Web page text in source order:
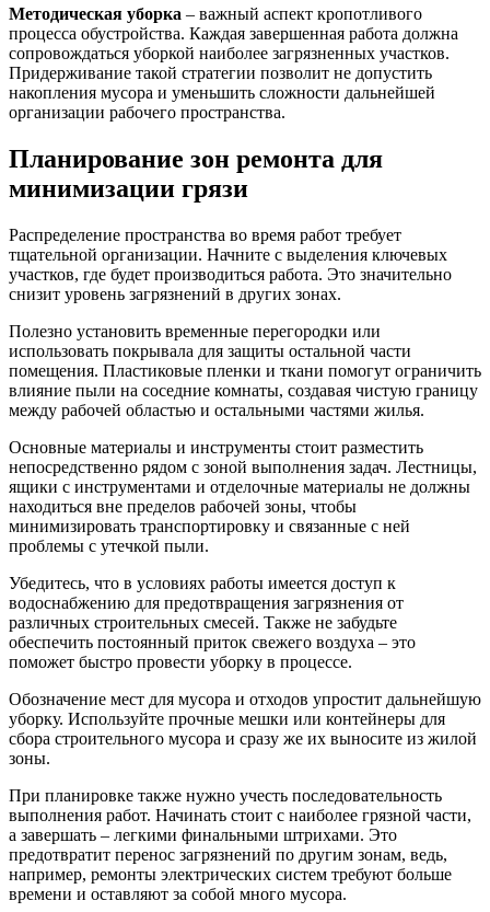
Методическая уборка – важный аспект кропотливого
процесса обустройства. Каждая завершенная работа должна
сопровождаться уборкой наиболее загрязненных участков.
Придерживание такой стратегии позволит не допустить
накопления мусора и уменьшить сложности дальнейшей
организации рабочего пространства.
Планирование зон ремонта для
минимизации грязи
Распределение пространства во время работ требует
тщательной организации. Начните с выделения ключевых
участков, где будет производиться работа. Это значительно
снизит уровень загрязнений в других зонах.
Полезно установить временные перегородки или
использовать покрывала для защиты остальной части
помещения. Пластиковые пленки и ткани помогут ограничить
влияние пыли на соседние комнаты, создавая чистую границу
между рабочей областью и остальными частями жилья.
Основные материалы и инструменты стоит разместить
непосредственно рядом с зоной выполнения задач. Лестницы,
ящики с инструментами и отделочные материалы не должны
находиться вне пределов рабочей зоны, чтобы
минимизировать транспортировку и связанные с ней
проблемы с утечкой пыли.
Убедитесь, что в условиях работы имеется доступ к
водоснабжению для предотвращения загрязнения от
различных строительных смесей. Также не забудьте
обеспечить постоянный приток свежего воздуха – это
поможет быстро провести уборку в процессе.
Обозначение мест для мусора и отходов упростит дальнейшую
уборку. Используйте прочные мешки или контейнеры для
сбора строительного мусора и сразу же их выносите из жилой
зоны.
При планировке также нужно учесть последовательность
выполнения работ. Начинать стоит с наиболее грязной части,
а завершать – легкими финальными штрихами. Это
предотвратит перенос загрязнений по другим зонам, ведь,
например, ремонты электрических систем требуют больше
времени и оставляют за собой много мусора.